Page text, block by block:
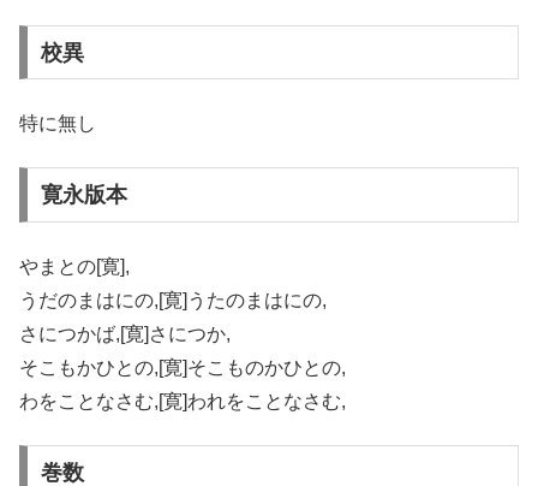
校異
特に無し
寛永版本
やまとの[寛],
うだのまはにの,[寛]うたのまはにの,
さにつかば,[寛]さにつか,
そこもかひとの,[寛]そこものかひとの,
わをことなさむ,[寛]われをことなさむ,
巻数